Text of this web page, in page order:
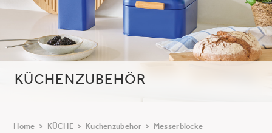
KÜCHENZUBEHÖR
Home > KÜCHE > Küchenzubehör > Messerblöcke